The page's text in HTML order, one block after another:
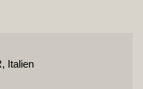
Italien